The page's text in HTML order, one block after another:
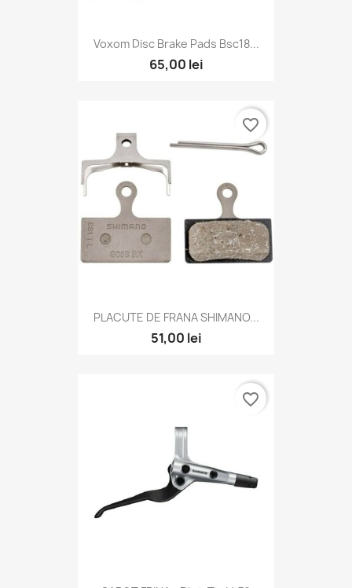
Voxom Disc Brake Pads Bsc18...
65,00 lei
PLACUTE DE FRANA SHIMANO...
51,00 lei
favorite_border
favorite_border